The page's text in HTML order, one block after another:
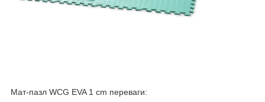
Мат-пазл WCG EVA 1 cm переваги: